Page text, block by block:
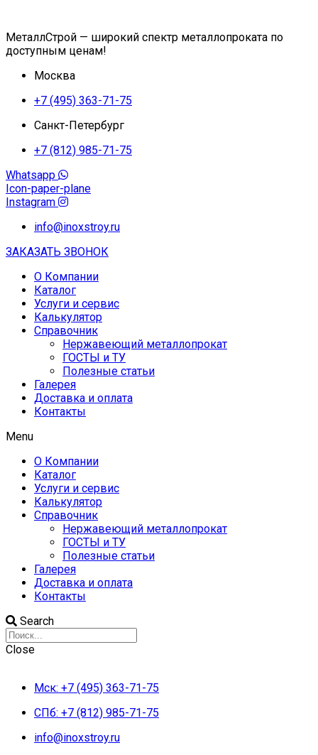
МеталлСтрой — широкий спектр металлопроката по
доступным ценам!
Москва
+7 (495) 363-71-75
Санкт-Петербург
+7 (812) 985-71-75
Whatsapp
Icon-paper-plane
Instagram
info@inoxstroy.ru
ЗАКАЗАТЬ ЗВОНОК
О Компании
Каталог
Услуги и сервис
Калькулятор
Справочник
Нержавеющий металлопрокат
ГОСТЫ и ТУ
Полезные статьи
Галерея
Доставка и оплата
Контакты
Menu
О Компании
Каталог
Услуги и сервис
Калькулятор
Справочник
Нержавеющий металлопрокат
ГОСТЫ и ТУ
Полезные статьи
Галерея
Доставка и оплата
Контакты
Search
Close
Мск: +7 (495) 363-71-75
СПб: +7 (812) 985-71-75
info@inoxstroy.ru